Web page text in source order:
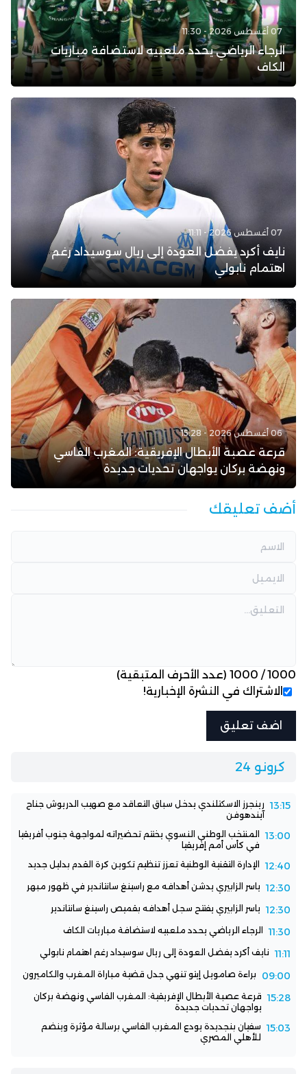
07 أغسطس 2026 - 11:30
الرجاء الرياضي يحدد ملعبيه لاستضافة مباريات
الكاف
07 أغسطس 2026 - 11:11
نايف أكرد يفضل العودة إلى ريال سوسيداد رغم
اهتمام نابولي
06 أغسطس 2026 - 15:28
قرعة عصبة الأبطال الإفريقية: المغرب الفاسي
ونهضة بركان يواجهان تحديات جديدة
أضف تعليقك
1000
/
1000 (عدد الأحرف المتبقية)
الاشتراك في النشرة الإخبارية!
كرونو 24
13:15 رينجرز الاسكتلندي يدخل سباق التعاقد مع صهيب الدريوش جناح
آيندهوفن
13:00
المنتخب الوطني النسوي يختتم تحضيراته لمواجهة جنوب أفريقيا
في كأس أمم إفريقيا
12:40 الإدارة التقنية الوطنية تعزز تنظيم تكوين كرة القدم بدليل جديد
12:30 ياسر الزابيري يدشن أهدافه مع راسينغ سانتاندير في ظهور مبهر
12:30 ياسر الزابيري يفتتح سجل أهدافه بقميص راسينغ سانتاندير
11:30 الرجاء الرياضي يحدد ملعبيه لاستضافة مباريات الكاف
11:11 نايف أكرد يفضل العودة إلى ريال سوسيداد رغم اهتمام نابولي
09:00 براءة صامويل إيتو تنهي جدل قضية مباراة المغرب والكاميرون
15:28 قرعة عصبة الأبطال الإفريقية: المغرب الفاسي ونهضة بركان
يواجهان تحديات جديدة
15:03 سفيان بنجديدة يودع المغرب الفاسي برسالة مؤثرة وينضم
للأهلي المصري